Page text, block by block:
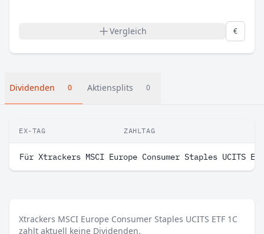
Vergleich €
Dividenden 0 Aktiensplits 0
EX-TAG ZAHLTAG
Für Xtrackers MSCI Europe Consumer Staples
Xtrackers MSCI Europe Consumer Staples UCITS ETF 1C
zahlt aktuell keine Dividenden.